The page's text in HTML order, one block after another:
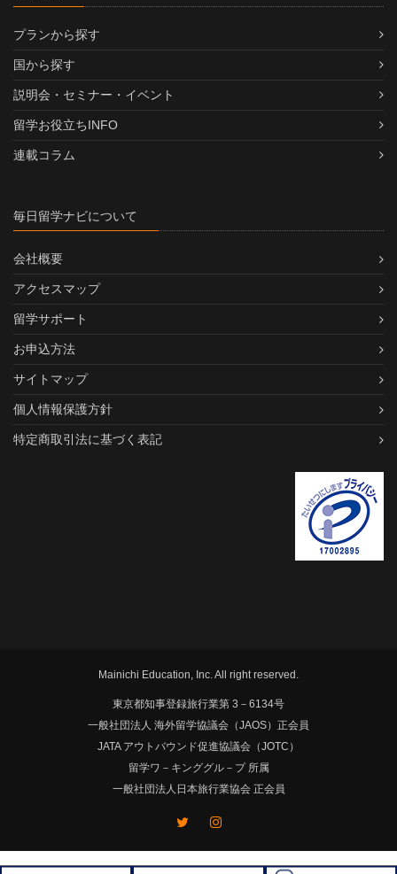
プランから探す
国から探す
説明会・セミナー・イベント
留学お役立ちINFO
連載コラム
毎日留学ナビについて
会社概要
アクセスマップ
留学サポート
お申込方法
サイトマップ
個人情報保護方針
特定商取引法に基づく表記
Mainichi Education, Inc. All right reserved.
東京都知事登録旅行業第 3－6134号
一般社団法人 海外留学協議会（JAOS）正会員
JATA アウトバウンド促進協議会（JOTC）
留学ワ－キンググル－プ 所属
一般社団法人日本旅行業協会 正会員